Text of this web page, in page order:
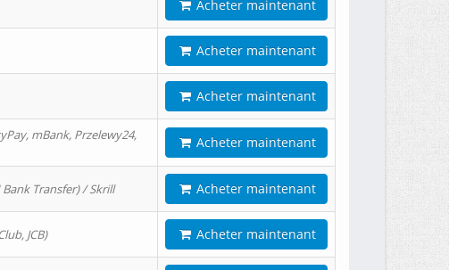
Acheter maintenant
Acheter maintenant
Acheter maintenant
mBank, Przelewy24,
Acheter maintenant
Transfer) / Skrill Acheter maintenant
JCB) Acheter maintenant